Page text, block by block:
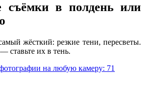
съёмки в полдень или
жёсткий: резкие тени, пересветы.
ставьте их в тень.